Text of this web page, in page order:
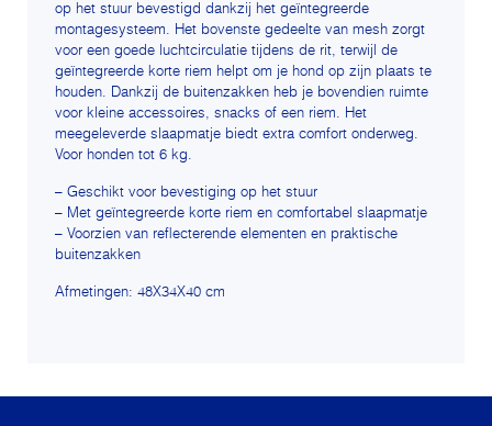
op het stuur bevestigd dankzij het geïntegreerde
montagesysteem. Het bovenste gedeelte van mesh zorgt
voor een goede luchtcirculatie tijdens de rit, terwijl de
geïntegreerde korte riem helpt om je hond op zijn plaats te
houden. Dankzij de buitenzakken heb je bovendien ruimte
voor kleine accessoires, snacks of een riem. Het
meegeleverde slaapmatje biedt extra comfort onderweg.
Voor honden tot 6 kg.
– Geschikt voor bevestiging op het stuur
– Met geïntegreerde korte riem en comfortabel slaapmatje
– Voorzien van reflecterende elementen en praktische
buitenzakken
Afmetingen: 48X34X40 cm